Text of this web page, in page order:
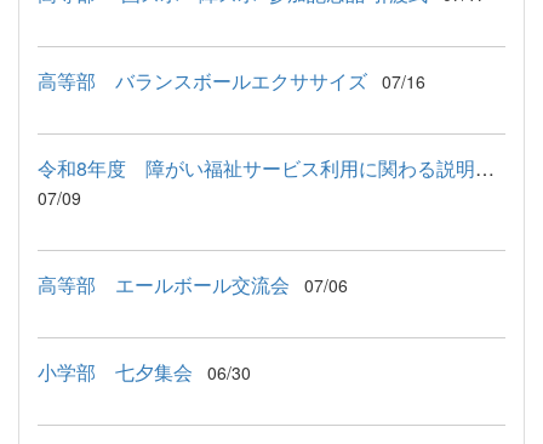
高等部 バランスボールエクササイズ 07/16
令和8年度 障がい福祉サービス利用に関わる説明会が行われました
07/09
高等部 エールボール交流会 07/06
小学部 七夕集会 06/30